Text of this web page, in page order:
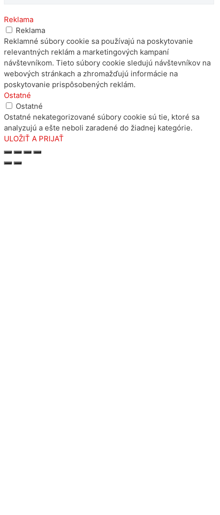
Reklama
Reklama
Reklamné súbory cookie sa používajú na poskytovanie
relevantných reklám a marketingových kampaní
návštevníkom. Tieto súbory cookie sledujú návštevníkov na
webových stránkach a zhromažďujú informácie na
poskytovanie prispôsobených reklám.
Ostatné
Ostatné
Ostatné nekategorizované súbory cookie sú tie, ktoré sa
analyzujú a ešte neboli zaradené do žiadnej kategórie.
ULOŽIŤ A PRIJAŤ